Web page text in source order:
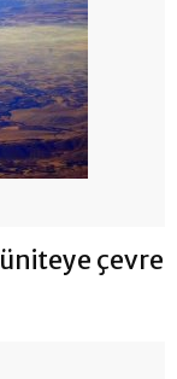
çevre